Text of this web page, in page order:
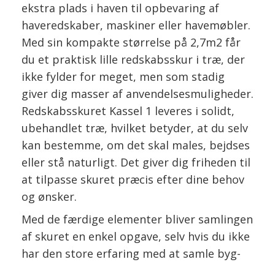
ekstra plads i haven til opbevaring af
haveredskaber, maskiner eller havemøbler.
Med sin kompakte størrelse på 2,7m2 får
du et praktisk lille redskabsskur i træ, der
ikke fylder for meget, men som stadig
giver dig masser af anvendelsesmuligheder.
Redskabsskuret Kassel 1 leveres i solidt,
ubehandlet træ, hvilket betyder, at du selv
kan bestemme, om det skal males, bejdses
eller stå naturligt. Det giver dig friheden til
at tilpasse skuret præcis efter dine behov
og ønsker.
Med de færdige elementer bliver samlingen
af skuret en enkel opgave, selv hvis du ikke
har den store erfaring med at samle byg-